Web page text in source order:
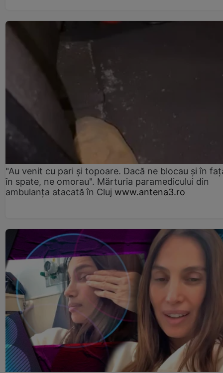
"Au venit cu pari și topoare. Dacă ne blocau şi în
în spate, ne omorau". Mărturia paramedicului din
ambulanţa atacată în Cluj www.antena3.ro